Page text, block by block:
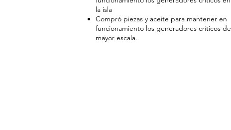
la isla
Compró piezas y aceite para mantener en
funcionamiento los generadores críticos de
mayor escala.